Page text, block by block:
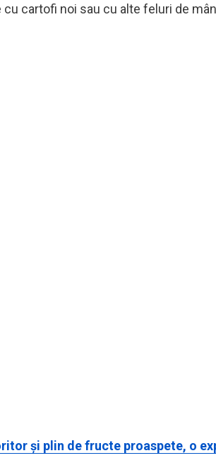
cartofi noi sau cu alte feluri de
și plin de fructe proaspete, o